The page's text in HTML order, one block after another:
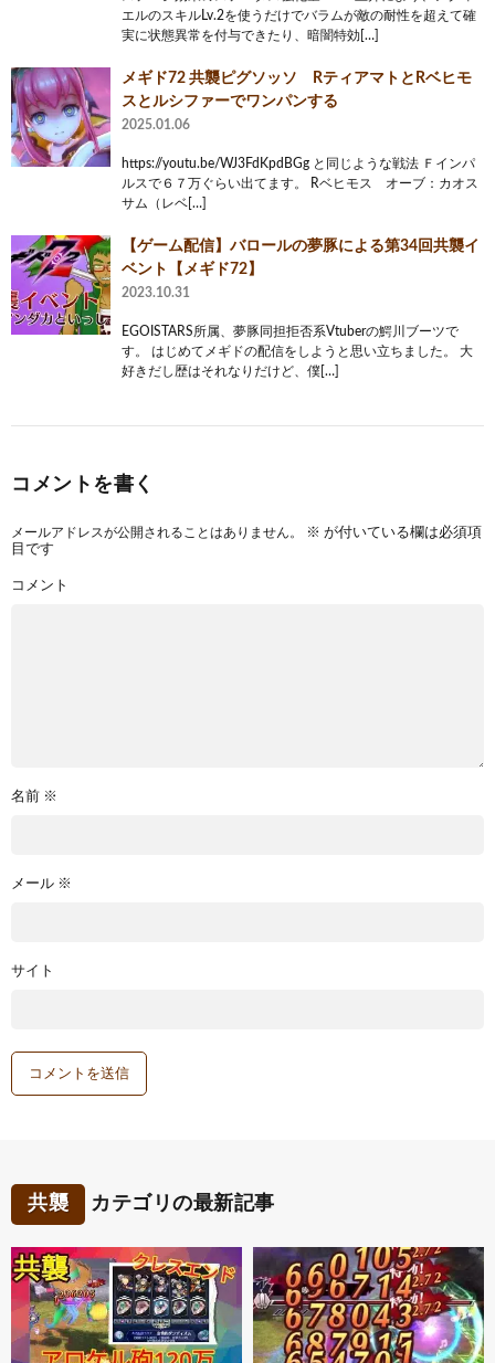
エルのスキルLv.2を使うだけでバラムが敵の耐性を超えて確
実に状態異常を付与できたり、暗闇特効[…]
メギド72 共襲ピグソッソ RティアマトとRベヒモ
スとルシファーでワンパンする
2025.01.06
https://youtu.be/WJ3FdKpdBGg と同じような戦法 Ｆインパ
ルスで６７万ぐらい出てます。 Rベヒモス オーブ：カオス
サム（レベ[…]
【ゲーム配信】バロールの夢豚による第34回共襲イ
ベント【メギド72】
2023.10.31
EGOISTARS所属、夢豚同担拒否系Vtuberの鰐川ブーツで
す。 はじめてメギドの配信をしようと思い立ちました。 大
好きだし歴はそれなりだけど、僕[…]
コメントを書く
メールアドレスが公開されることはありません。 ※ が付いている欄は必須項
目です
コメント
名前 ※
メール ※
サイト
共襲 カテゴリの最新記事